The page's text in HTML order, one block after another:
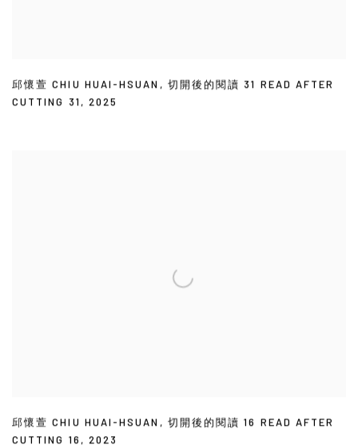
邱懷萱 CHIU HUAI-HSUAN , 切開後的閱讀 31 READ AFTER
CUTTING 31 , 2025
邱懷萱 CHIU HUAI-HSUAN , 切開後的閱讀 16 READ AFTER
CUTTING 16 , 2023